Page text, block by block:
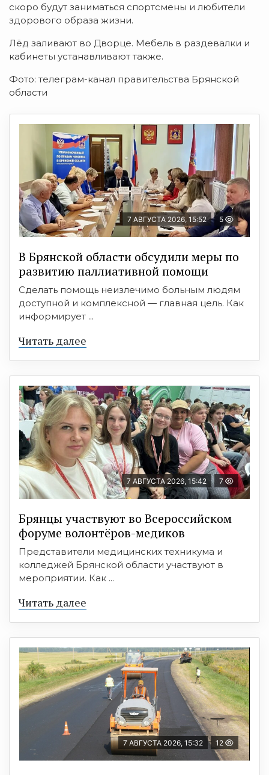
скоро будут заниматься спортсмены и любители
здорового образа жизни.
Лёд заливают во Дворце. Мебель в раздевалки и
кабинеты устанавливают также.
Фото: телеграм-канал правительства Брянской
области
7 АВГУСТА 2026, 15:52 5
В Брянской области обсудили меры по
развитию паллиативной помощи
Сделать помощь неизлечимо больным людям
доступной и комплексной — главная цель. Как
информирует ...
Читать далее
7 АВГУСТА 2026, 15:42 7
Брянцы участвуют во Всероссийском
форуме волонтёров-медиков
Представители медицинских техникума и
колледжей Брянской области участвуют в
мероприятии. Как ...
Читать далее
7 АВГУСТА 2026, 15:32 12